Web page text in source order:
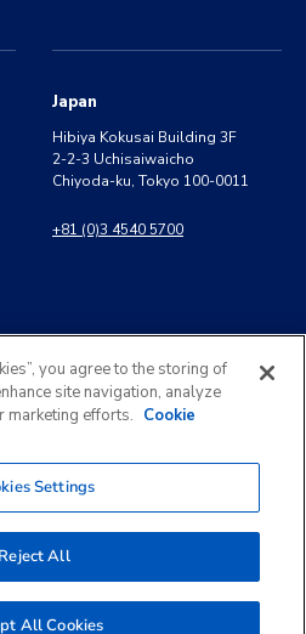
Japan
Hibiya Kokusai Building 3F
2-2-3 Uchisaiwaicho
Chiyoda-ku, Tokyo 100-0011
+81 (0)3 4540 5700
info@kldiscovery.com
you agree to the storing of
site navigation, analyze
marketing efforts. Cookie
Settings
Reject All
All Cookies